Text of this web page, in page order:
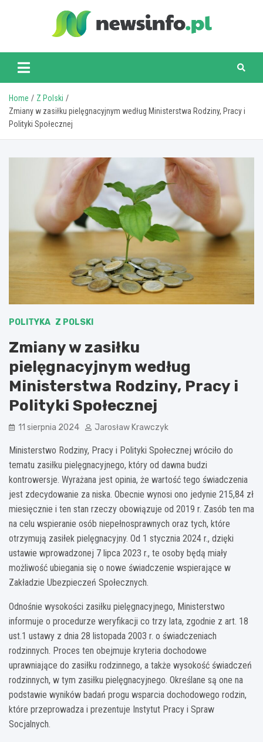
newsinfo.pl
Home
Z Polski
Zmiany w zasiłku pielęgnacyjnym według Ministerstwa Rodziny, Pracy i
Polityki Społecznej
POLITYKA Z POLSKI
Zmiany w zasiłku
pielęgnacyjnym według
Ministerstwa Rodziny, Pracy i
Polityki Społecznej
11 sierpnia 2024 Jarosław Krawczyk
Ministerstwo Rodziny, Pracy i Polityki Społecznej wróciło do
tematu zasiłku pielęgnacyjnego, który od dawna budzi
kontrowersje. Wyrażana jest opinia, że wartość tego świadczenia
jest zdecydowanie za niska. Obecnie wynosi ono jedynie 215,84 zł
miesięcznie i ten stan rzeczy obowiązuje od 2019 r. Zasób ten ma
na celu wspieranie osób niepełnosprawnych oraz tych, które
otrzymują zasiłek pielęgnacyjny. Od 1 stycznia 2024 r., dzięki
ustawie wprowadzonej 7 lipca 2023 r., te osoby będą miały
możliwość ubiegania się o nowe świadczenie wspierające w
Zakładzie Ubezpieczeń Społecznych.
Odnośnie wysokości zasiłku pielęgnacyjnego, Ministerstwo
informuje o procedurze weryfikacji co trzy lata, zgodnie z art. 18
ust.1 ustawy z dnia 28 listopada 2003 r. o świadczeniach
rodzinnych. Proces ten obejmuje kryteria dochodowe
uprawniające do zasiłku rodzinnego, a także wysokość świadczeń
rodzinnych, w tym zasiłku pielęgnacyjnego. Określane są one na
podstawie wyników badań progu wsparcia dochodowego rodzin,
które przeprowadza i prezentuje Instytut Pracy i Spraw
Socjalnych.